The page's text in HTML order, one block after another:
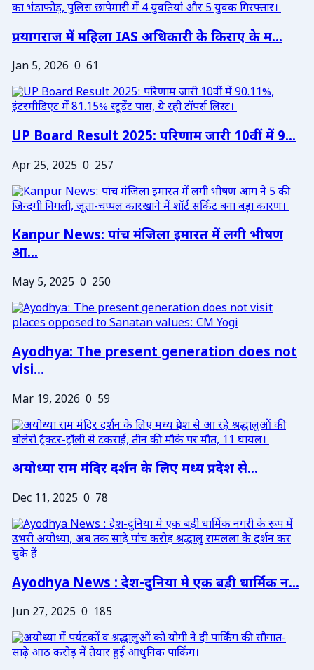
प्रयागराज में महिला IAS अधिकारी के किराए के म...
Jan 5, 2026 0 61
UP Board Result 2025: परिणाम जारी 10वीं में 9...
Apr 25, 2025 0 257
Kanpur News: पांच मंजिला इमारत में लगी भीषण
आ...
May 5, 2025 0 250
Ayodhya: The present generation does not
visi...
Mar 19, 2026 0 59
अयोध्या राम मंदिर दर्शन के लिए मध्य प्रदेश से...
Dec 11, 2025 0 78
Ayodhya News : देश-दुनिया मे एक बड़ी धार्मिक न...
Jun 27, 2025 0 185